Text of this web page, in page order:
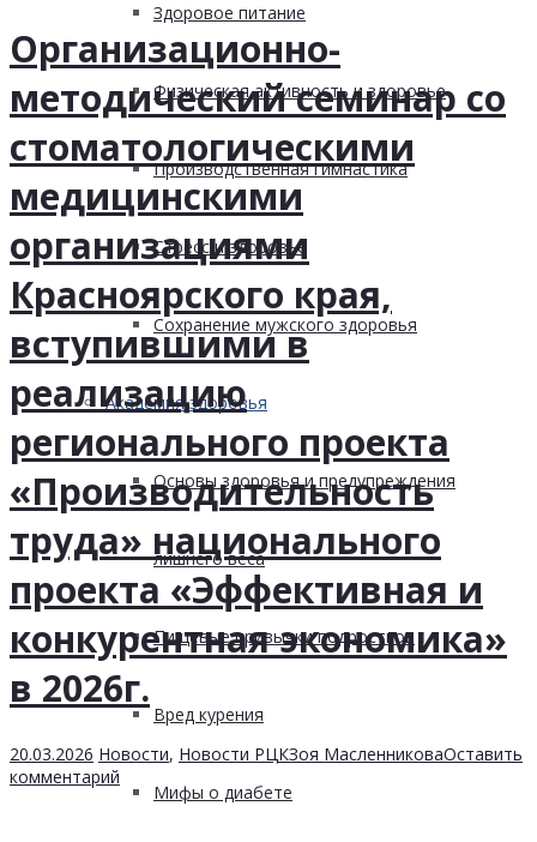
Здоровое питание
Физическая активность и здоровье
Производственная гимнастика
Стресс и здоровье
Сохранение мужского здоровья
Академия здоровья
Основы здоровья и предупреждения
лишнего веса
Пищевые привычки подростков
Вред курения
Мифы о диабете
Организационно-
методический семинар со
стоматологическими
медицинскими
организациями
Красноярского края,
вступившими в
реализацию
регионального проекта
«Производительность
труда» национального
проекта «Эффективная и
конкурентная экономика»
в 2026г.
20.03.2026 Новости, Новости РЦКЗоя МасленниковаОставить
комментарий